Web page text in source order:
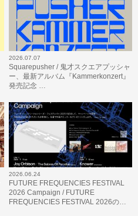
2026.07.07
Squarepusher / 鬼才スクエアプッシャ
ー、最新アルバム『Kammerkonzert』
発売記念 …
2026.06.24
FUTURE FREQUENCIES FESTIVAL
2026 Campaign / FUTURE
FREQUENCIES FESTIVAL 2026の…